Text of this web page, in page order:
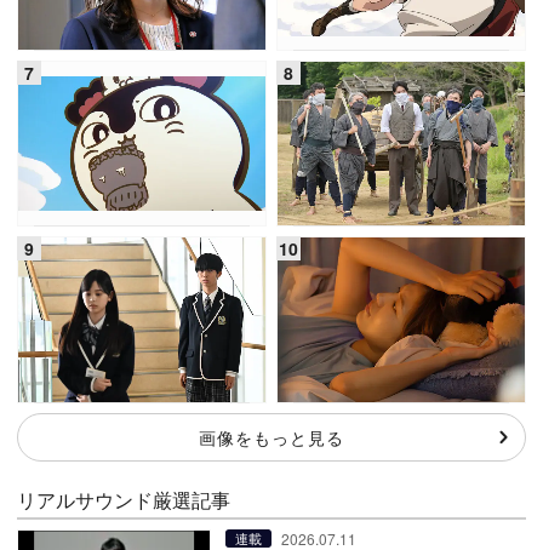
画像をもっと見る
リアルサウンド厳選記事
連載 2026.07.11